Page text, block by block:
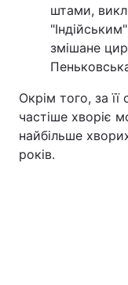
Тема оформлення
штами,
змішане
Окрім того, за
частіше хворіє
найбільше
років.